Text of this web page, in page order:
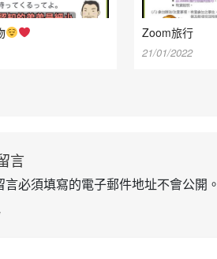
Zoom旅行
21/01/2022
言
言必須填寫的電子郵件地址不會公開。